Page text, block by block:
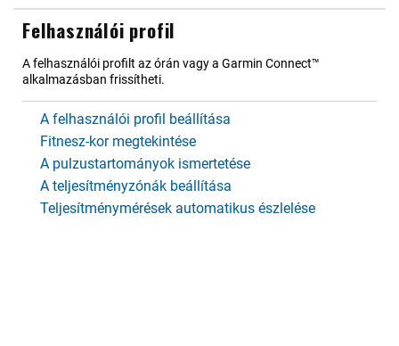
Felhasz​nálói profil
A felhasználói profilt az órán vagy a Garmin Connect™
alkalmazásban frissítheti.
A felhasználói profil beállítása
Fitnesz-kor megtekintése
A pulzustartományok ismertetése
A teljesítményzónák beállítása
Teljesítménymérések automatikus észlelése